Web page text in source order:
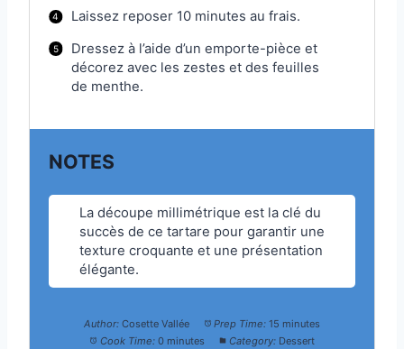
Laissez reposer 10 minutes au frais.
Dressez à l’aide d’un emporte-pièce et
décorez avec les zestes et des feuilles
de menthe.
NOTES
La découpe millimétrique est la clé du
succès de ce tartare pour garantir une
texture croquante et une présentation
élégante.
Author: Cosette Vallée Prep Time: 15 minutes
Cook Time: 0 minutes Category: Dessert